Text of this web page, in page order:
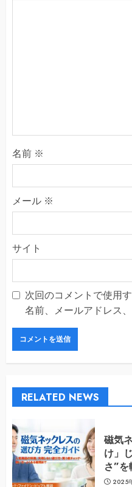
名前 ※
メール ※
サイト
次回のコメントで使用
名前、メールアドレス
RELATED NEWS
磁気
け」
さ”
2025